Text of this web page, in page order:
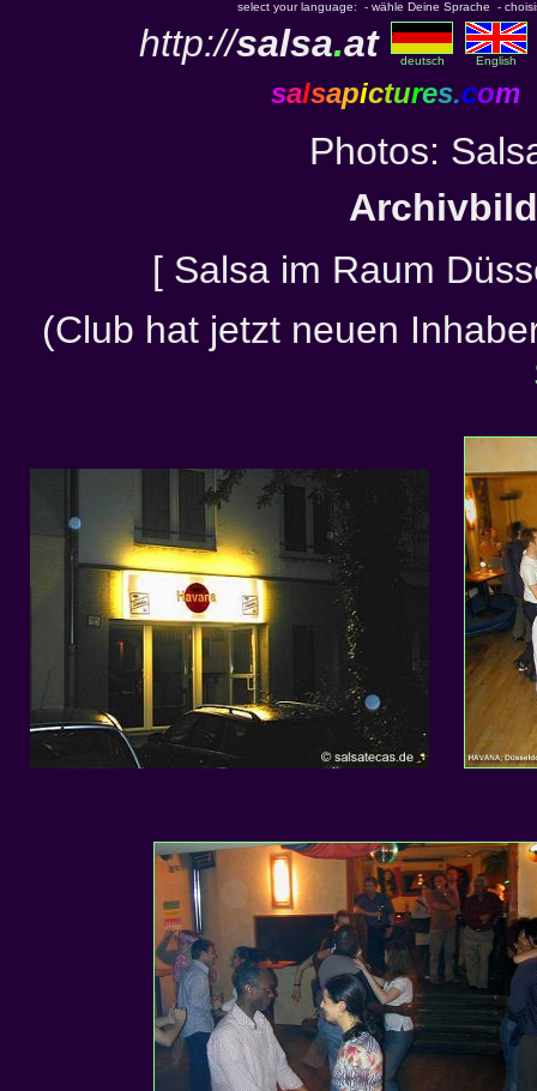
select your language: - wähle Deine Sprache -
http://salsa.at deutsch English
salsapictures.com
Photos:
[ Salsa im Raum
(Club hat jetzt neuen